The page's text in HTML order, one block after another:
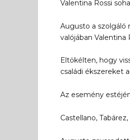
Valentina Rossi
Augusto a szolgáló
valójában
Eltökélten, hogy
családi ékszereket
Az esemény
Castellano,